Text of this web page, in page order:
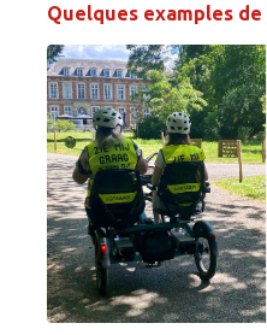
Quelques examples